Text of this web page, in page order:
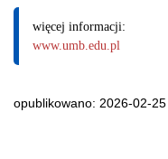
więcej informacji:
www.umb.edu.pl
opublikowano: 2026-02-25